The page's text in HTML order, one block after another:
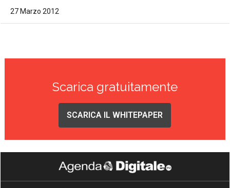
27 Marzo 2012
Scarica gratuitamente
SCARICA IL WHITEPAPER